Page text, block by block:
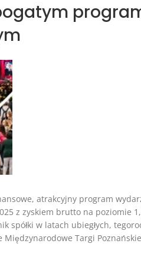
atrakcyjny program
z zyskiem brutto na poziomie
spółki w latach ubiegłych,
Międzynarodowe Targi Poznańskie